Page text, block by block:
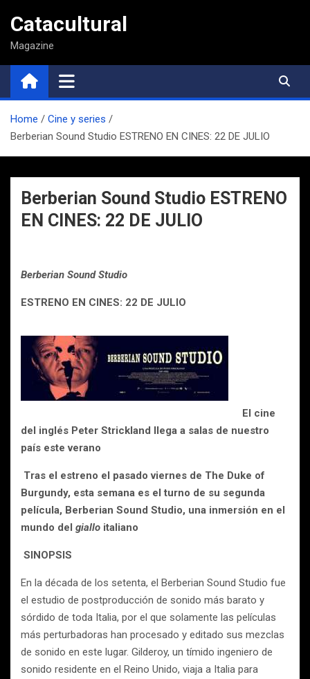
contenido
Catacultural
Magazine
Home
Cine y series
Berberian Sound Studio ESTRENO EN CINES: 22 DE JULIO
Berberian Sound Studio ESTRENO
EN CINES: 22 DE JULIO
Berberian Sound Studio
ESTRENO EN CINES: 22 DE JULIO
El cine
del inglés Peter Strickland llega a salas de nuestro
país este verano
Tras el estreno el pasado viernes de The Duke of
Burgundy, esta semana es el turno de su segunda
película, Berberian Sound Studio, una inmersión en el
mundo del giallo italiano
SINOPSIS
En la década de los setenta, el Berberian Sound Studio fue
el estudio de postproducción de sonido más barato y
sórdido de toda Italia, por el que solamente las películas
más perturbadoras han procesado y editado sus mezclas
de sonido en este lugar. Gilderoy, un tímido ingeniero de
sonido residente en el Reino Unido, viaja a Italia para